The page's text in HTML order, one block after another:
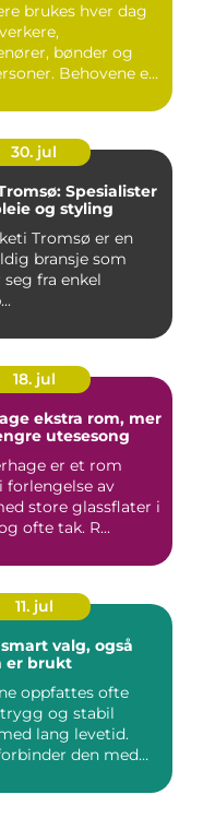
brukes hver dag
bønder og
Behovene er
30. jul
Spesialister
og styling
Tromsø er en
bransje som
fra enkel
18. jul
mer
utesesong
er et rom
forlengelse av
store glassflater i
ofte tak. R...
11. jul
er brukt
oppfattes ofte
og stabil
lang levetid.
den med